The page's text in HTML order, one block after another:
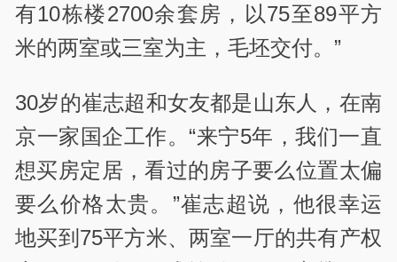
有10栋楼2700余套房，以75至89平方
米的两室或三室为主，毛坯交付。”
30岁的崔志超和女友都是山东人，在南
京一家国企工作。“来宁5年，我们一直
想买房定居，看过的房子要么位置太偏
要么价格太贵。”崔志超说，他很幸运
地买到75平方米、两室一厅的共有产权